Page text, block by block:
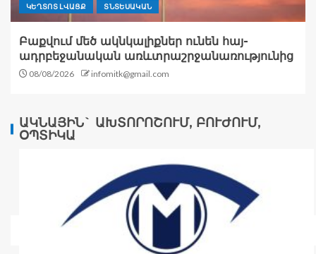
ԿԵՂՏՈՏ ԼՎԱՑՔ ՏՆՏԵՍԱԿԱՆ
Բաքվում մեծ ակնկալիքներ ունեն հայ-
ադրբեջանական առևտրաշրջանառությունից
08/08/2026 infomitk@gmail.com
ԱԿՆԱՅԻՆ` ԱԽՏՈՐՈՇՈՒՄ, ԲՈՒԺՈՒՄ,
ՕՊՏԻԿԱ